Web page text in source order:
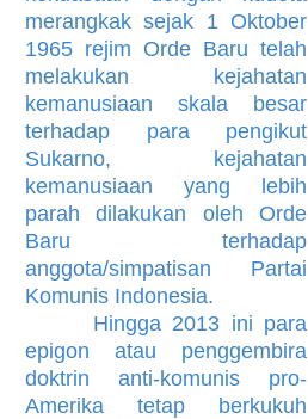
merangkak sejak 1 Oktober
1965 rejim Orde Baru telah
melakukan kejahatan
kemanusiaan skala besar
terhadap para pengikut
Sukarno, kejahatan
kemanusiaan yang lebih
parah dilakukan oleh Orde
Baru terhadap
anggota/simpatisan Partai
Komunis Indonesia.
Hingga 2013 ini para
epigon atau penggembira
doktrin anti-komunis pro-
Amerika tetap berkukuh